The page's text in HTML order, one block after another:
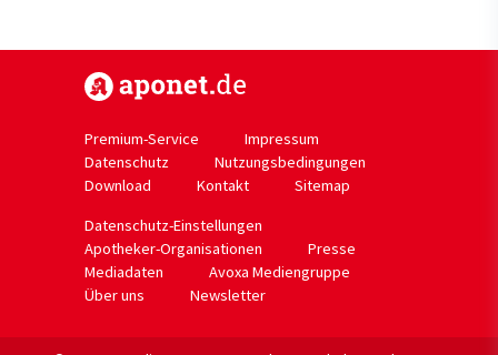
Premium-Service
Impressum
Datenschutz
Nutzungsbedingungen
Download
Kontakt
Sitemap
Datenschutz-Einstellungen
Apotheker-Organisationen
Presse
Mediadaten
Avoxa Mediengruppe
Über uns
Newsletter